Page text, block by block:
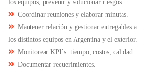
los equipos, prevenir y solucionar riesgos.
Coordinar reuniones y elaborar minutas.
Mantener relación y gestionar entregables a
los distintos equipos en Argentina y el exterior.
Monitorear KPI´s: tiempo, costos, calidad.
Documentar requerimientos.